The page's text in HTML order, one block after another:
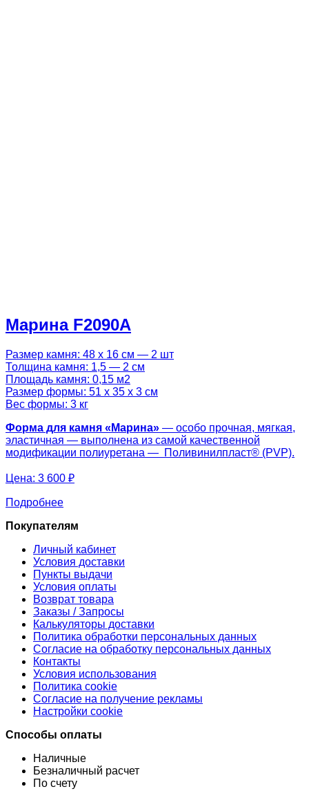
Марина F2090A
Размер камня: 48 х 16 см — 2 шт
Толщина камня: 1,5 — 2 см
Площадь камня: 0,15 м2
Размер формы: 51 х 35 х 3 см
Вес формы: 3 кг
Форма для камня «Марина» — особо прочная, мягкая,
эластичная — выполнена из самой качественной
модификации полиуретана — Поливинилпласт® (PVP).
Цена: 3 600 ₽
Подробнее
Покупателям
Личный кабинет
Условия доставки
Пункты выдачи
Условия оплаты
Возврат товара
Заказы / Запросы
Калькуляторы доставки
Политика обработки персональных данных
Согласие на обработку персональных данных
Контакты
Условия использования
Политика cookie
Согласие на получение рекламы
Настройки cookie
Способы оплаты
Наличные
Безналичный расчет
По счету